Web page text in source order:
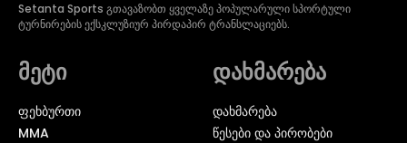
Setanta Sports გთავაზობთ ყველაზე პოპულარული სპორტული
ტურნირების ექსკლუზიურ პირდაპირ ტრანსლაციებს.
მეტი
ᲤᲔᲮᲑᲣᲠᲗᲘ
MMA
დახმარება
დახმარება
წესები და პირობები